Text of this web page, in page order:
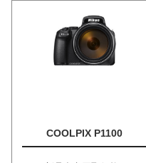
COOLPIX P1100